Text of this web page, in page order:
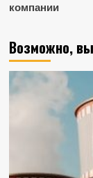
компании
Возможно,